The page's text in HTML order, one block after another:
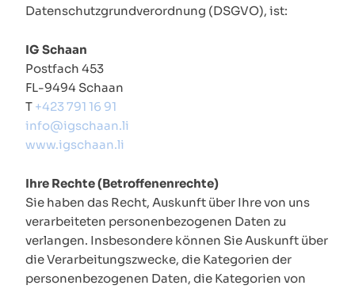
Datenschutzgrundverordnung (DSGVO), ist:
IG Schaan
Postfach 453
FL-9494 Schaan
T +423 791 16 91
info@igschaan.li
www.igschaan.li
Ihre Rechte (Betroffenenrechte)
Sie haben das Recht, Auskunft über Ihre von uns
verarbeiteten personenbezogenen Daten zu
verlangen. Insbesondere können Sie Auskunft über
die Verarbeitungszwecke, die Kategorien der
personenbezogenen Daten, die Kategorien von